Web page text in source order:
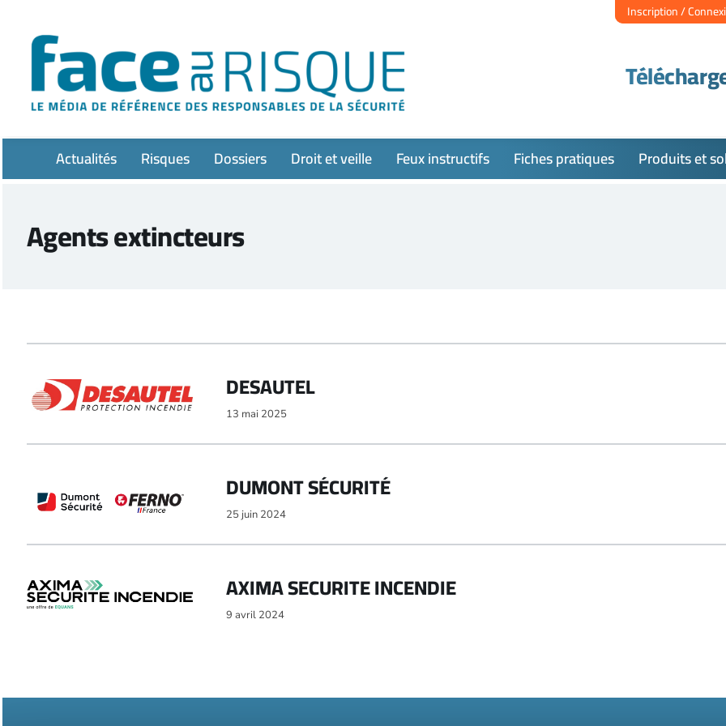
contenu
Inscription /
Actualités Risques Dossiers Droit et veille Feux instructifs Fiches pratiques Produits et
Agents extincteurs
DESAUTEL
13 mai 2025
DUMONT SÉCURITÉ
25 juin 2024
AXIMA SECURITE INCENDIE
9 avril 2024